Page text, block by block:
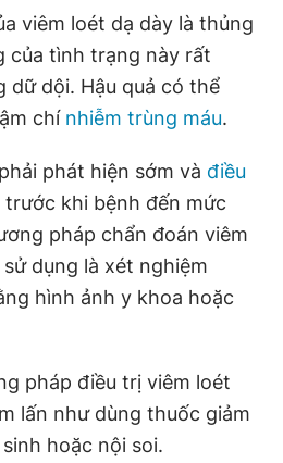
viêm loét dạ dày là thủng
của tình trạng này rất
dữ dội. Hậu quả có thể
chí nhiễm trùng máu.
phát hiện sớm và điều
trước khi bệnh đến mức
pháp chẩn đoán viêm
dụng là xét nghiệm
hình ảnh y khoa hoặc
pháp điều trị viêm loét
lấn như dùng thuốc giảm
hoặc nội soi.